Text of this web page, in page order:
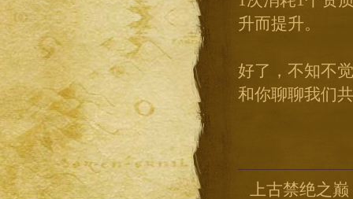
升而提升。
好了，不知不
和你聊聊我们
上古禁绝之巅